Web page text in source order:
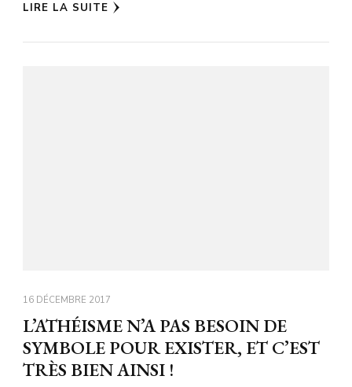
LIRE LA SUITE
16 DÉCEMBRE 2017
L’ATHÉISME N’A PAS BESOIN DE
SYMBOLE POUR EXISTER, ET C’EST
TRÈS BIEN AINSI !